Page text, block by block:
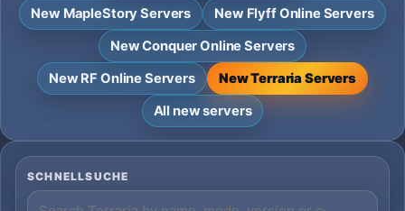
New MapleStory Servers
New Flyff Online Servers
New Conquer Online Servers
New RF Online Servers
New Terraria Servers
All new servers
SCHNELLSUCHE